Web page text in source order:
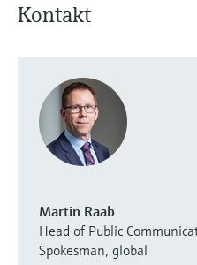
Kontakt
Martin Raab
Head of Public
Spokesman, global